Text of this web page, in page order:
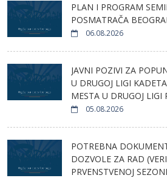
PLAN I PROGRAM
POSMATRAČA
06.08.2026
JAVNI POZIVI ZA
U DRUGOJ LIGI
MESTA U DRUGOJ LIGI
05.08.2026
POTREBNA
DOZVOLE ZA RAD
PRVENSTVENOJ